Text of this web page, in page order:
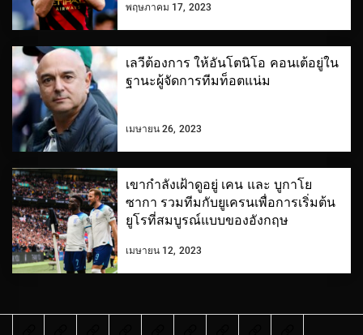
พฤษภาคม 17, 2023
เลวีต้องการ ให้อันโตนิโอ คอนเต้อยู่ใน
ฐานะผู้จัดการทีมท็อตแน่ม
เมษายน 26, 2023
เขากำลังเฝ้าดูอยู่ เคน และ บูกาโย
ซากา รวมทีมกับยูเครนเพื่อการเริ่มต้น
ยูโรที่สมบูรณ์แบบของอังกฤษ
เมษายน 12, 2023